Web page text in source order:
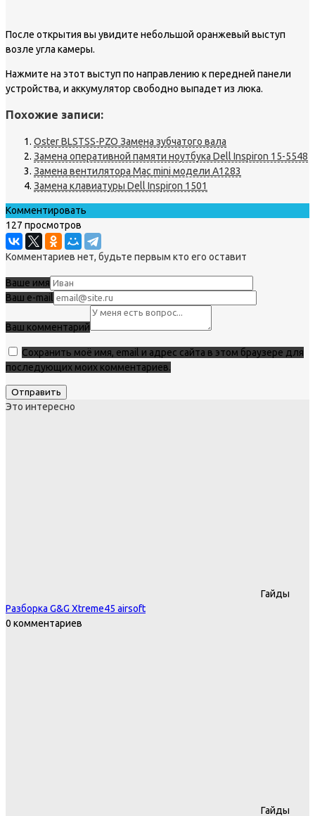
После открытия вы увидите небольшой оранжевый выступ
возле угла камеры.
Нажмите на этот выступ по направлению к передней панели
устройства, и аккумулятор свободно выпадет из люка.
Похожие записи:
Oster BLSTSS-PZO Замена зубчатого вала
Замена оперативной памяти ноутбука Dell Inspiron 15-5548
Замена вентилятора Mac mini модели A1283
Замена клавиатуры Dell Inspiron 1501
Комментировать
127 просмотров
Комментариев нет, будьте первым кто его оставит
Ваше имя
Ваш e-mail
Ваш комментарий
Сохранить моё имя, email и адрес сайта в этом браузере для
последующих моих комментариев.
Это интересно
Гайды
Разборка G&G Xtreme45 airsoft
0 комментариев
Гайды